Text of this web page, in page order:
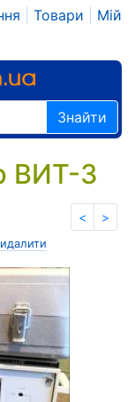
Товари
Мій
Знайти
ВИТ-3
< >